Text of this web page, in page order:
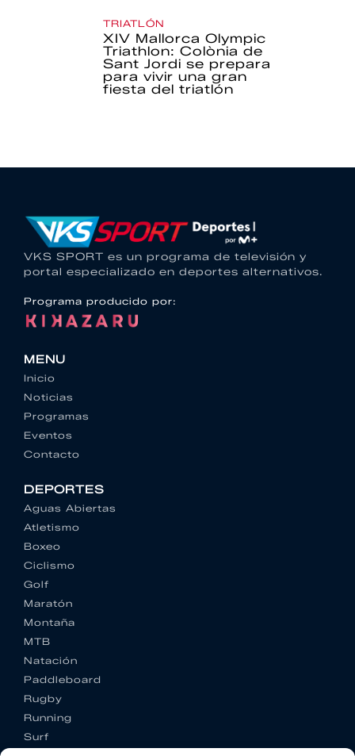
TRIATLÓN
XIV Mallorca Olympic
Triathlon: Colònia de
Sant Jordi se prepara
para vivir una gran
fiesta del triatlón
VKS SPORT es un programa de televisión y
portal especializado en deportes alternativos.
Programa producido por:
MENU
Inicio
Noticias
Programas
Eventos
Contacto
DEPORTES
Aguas Abiertas
Atletismo
Boxeo
Ciclismo
Golf
Maratón
Montaña
MTB
Natación
Paddleboard
Rugby
Running
Surf